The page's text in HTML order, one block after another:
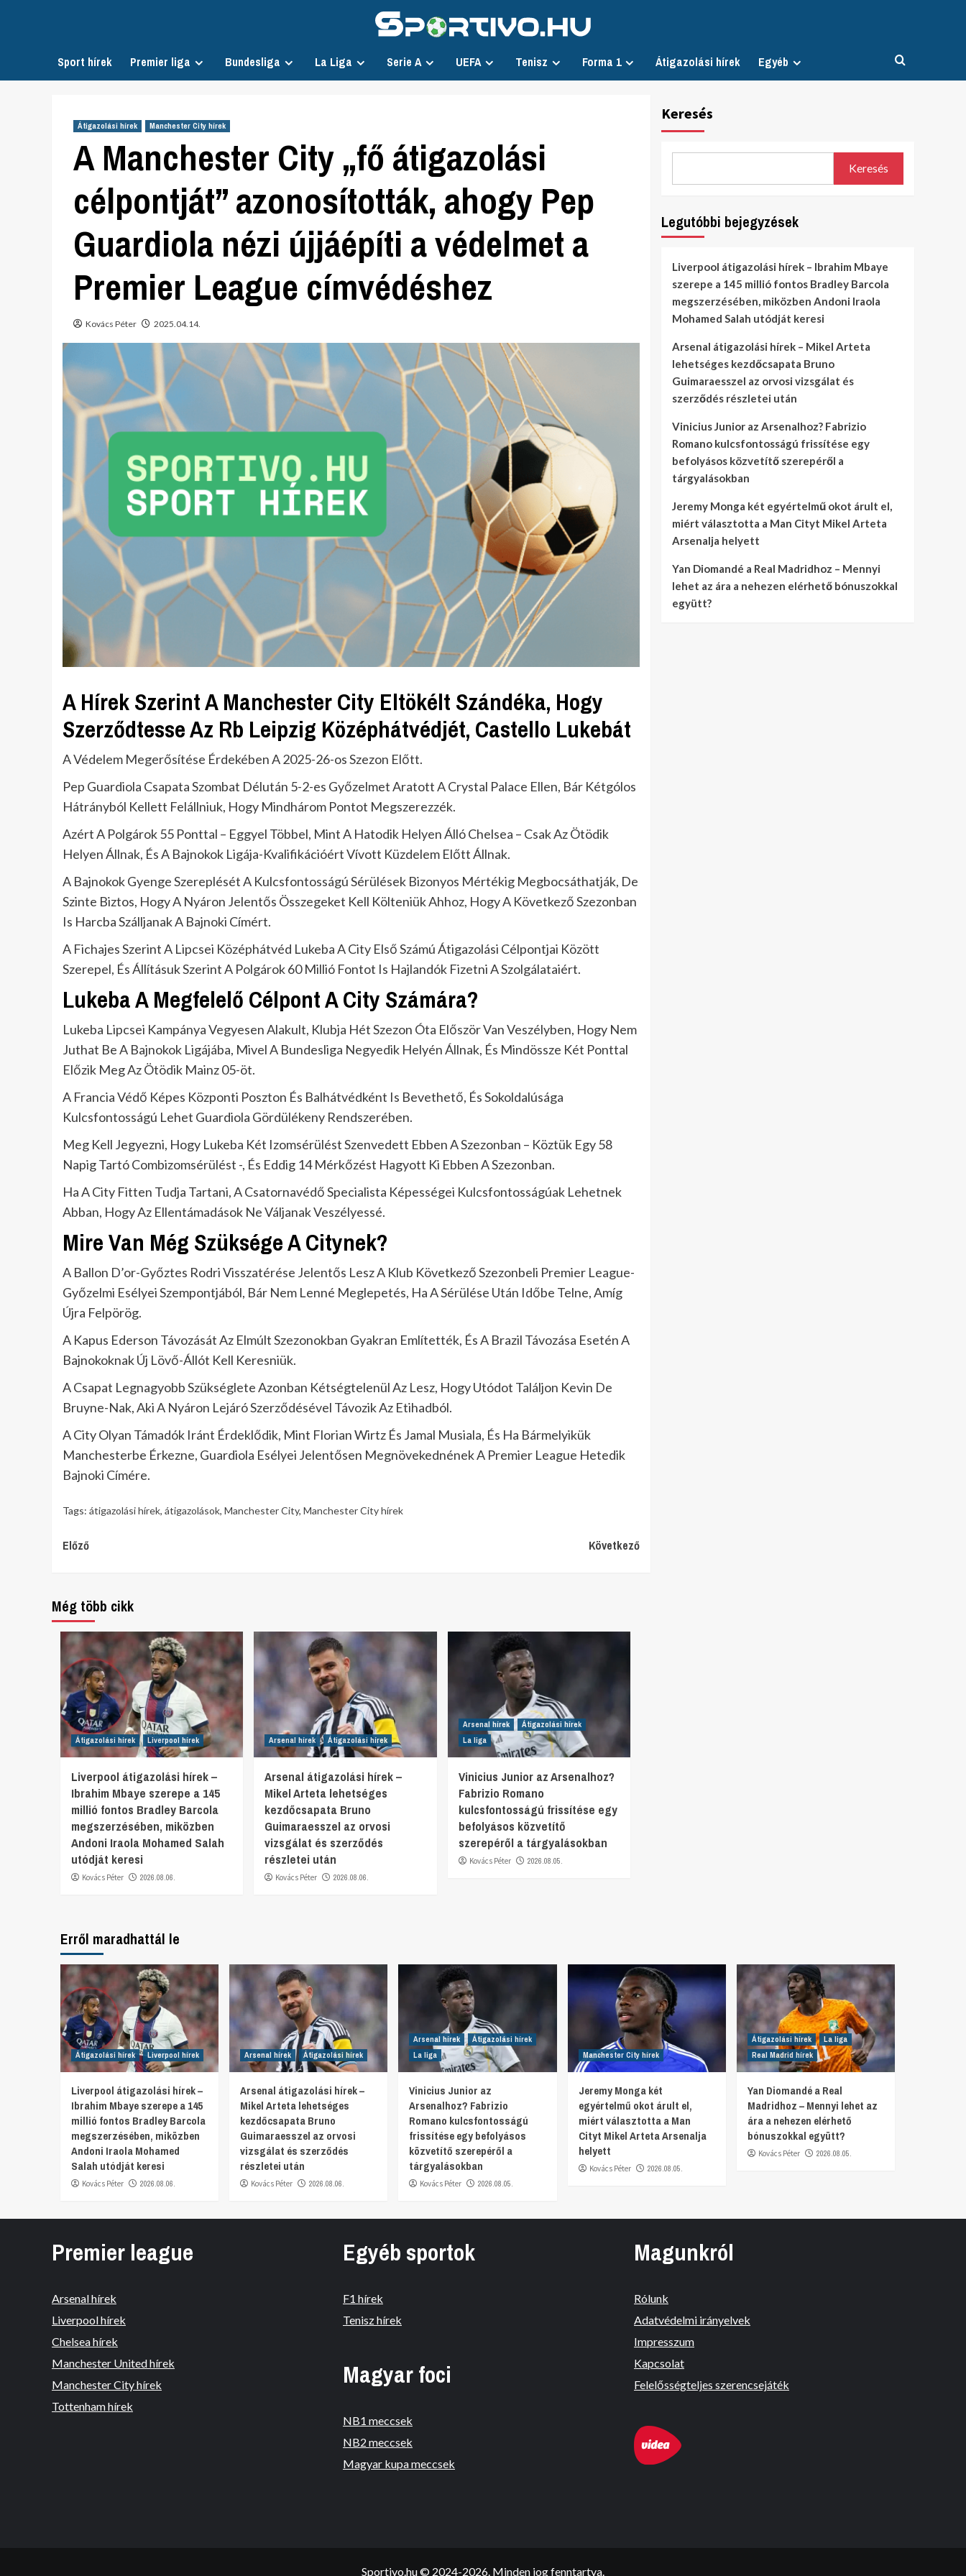
Sport hírek Premier liga Bundesliga La Liga Serie A UEFA Tenisz Forma 1 Átigazolási hírek Egyéb
Átigazolási hírek Manchester City hírek
A Manchester City „fő átigazolási
célpontját” azonosították, ahogy Pep
Guardiola nézi újjáépíti a védelmet a
Premier League címvédéshez
Kovács Péter 2025.04.14.
A Hírek Szerint A Manchester City Eltökélt Szándéka, Hogy
Szerződtesse Az Rb Leipzig Középhátvédjét, Castello Lukebát
A Védelem Megerősítése Érdekében A 2025-26-os Szezon Előtt.
Pep Guardiola Csapata Szombat Délután 5-2-es Győzelmet Aratott A Crystal Palace Ellen, Bár Kétgólos
Hátrányból Kellett Felállniuk, Hogy Mindhárom Pontot Megszerezzék.
Azért A Polgárok 55 Ponttal – Eggyel Többel, Mint A Hatodik Helyen Álló Chelsea – Csak Az Ötödik
Helyen Állnak, És A Bajnokok Ligája-Kvalifikációért Vívott Küzdelem Előtt Állnak.
A Bajnokok Gyenge Szereplését A Kulcsfontosságú Sérülések Bizonyos Mértékig Megbocsáthatják, De
Szinte Biztos, Hogy A Nyáron Jelentős Összegeket Kell Költeniük Ahhoz, Hogy A Következő Szezonban
Is Harcba Szálljanak A Bajnoki Címért.
A Fichajes Szerint A Lipcsei Középhátvéd Lukeba A City Első Számú Átigazolási Célpontjai Között
Szerepel, És Állításuk Szerint A Polgárok 60 Millió Fontot Is Hajlandók Fizetni A Szolgálataiért.
Lukeba A Megfelelő Célpont A City Számára?
Lukeba Lipcsei Kampánya Vegyesen Alakult, Klubja Hét Szezon Óta Először Van Veszélyben, Hogy Nem
Juthat Be A Bajnokok Ligájába, Mivel A Bundesliga Negyedik Helyén Állnak, És Mindössze Két Ponttal
Előzik Meg Az Ötödik Mainz 05-öt.
A Francia Védő Képes Központi Poszton És Balhátvédként Is Bevethető, És Sokoldalúsága
Kulcsfontosságú Lehet Guardiola Gördülékeny Rendszerében.
Meg Kell Jegyezni, Hogy Lukeba Két Izomsérülést Szenvedett Ebben A Szezonban – Köztük Egy 58
Napig Tartó Combizomsérülést -, És Eddig 14 Mérkőzést Hagyott Ki Ebben A Szezonban.
Ha A City Fitten Tudja Tartani, A Csatornavédő Specialista Képességei Kulcsfontosságúak Lehetnek
Abban, Hogy Az Ellentámadások Ne Váljanak Veszélyessé.
Mire Van Még Szüksége A Citynek?
A Ballon D’or-Győztes Rodri Visszatérése Jelentős Lesz A Klub Következő Szezonbeli Premier League-
Győzelmi Esélyei Szempontjából, Bár Nem Lenné Meglepetés, Ha A Sérülése Után Időbe Telne, Amíg
Újra Felpörög.
A Kapus Ederson Távozását Az Elmúlt Szezonokban Gyakran Említették, És A Brazil Távozása Esetén A
Bajnokoknak Új Lövő-Állót Kell Keresniük.
A Csapat Legnagyobb Szükséglete Azonban Kétségtelenül Az Lesz, Hogy Utódot Találjon Kevin De
Bruyne-Nak, Aki A Nyáron Lejáró Szerződésével Távozik Az Etihadból.
A City Olyan Támadók Iránt Érdeklődik, Mint Florian Wirtz És Jamal Musiala, És Ha Bármelyikük
Manchesterbe Érkezne, Guardiola Esélyei Jelentősen Megnövekednének A Premier League Hetedik
Bajnoki Címére.
Tags: átigazolási hírek, átigazolások, Manchester City, Manchester City hírek
Continue
Előző Következő
Még több cikk
Átigazolási hírek Liverpool hírek
Liverpool átigazolási hírek –
Ibrahim Mbaye szerepe a 145
millió fontos Bradley Barcola
megszerzésében, miközben
Andoni Iraola Mohamed Salah
utódját keresi
Kovács Péter 2026.08.06.
Arsenal hírek Átigazolási hírek
Arsenal átigazolási hírek –
Mikel Arteta lehetséges
kezdőcsapata Bruno
Guimaraesszel az orvosi
vizsgálat és szerződés
részletei után
Kovács Péter 2026.08.06.
Arsenal hírek
Átigazolási hírek
La liga
Vinicius Junior az Arsenalhoz?
Fabrizio Romano
kulcsfontosságú frissítése egy
befolyásos közvetítő
szerepéről a tárgyalásokban
Kovács Péter 2026.08.05.
Keresés
Keresés
Legutóbbi bejegyzések
Liverpool átigazolási hírek – Ibrahim Mbaye
szerepe a 145 millió fontos Bradley Barcola
megszerzésében, miközben Andoni Iraola
Mohamed Salah utódját keresi
Arsenal átigazolási hírek – Mikel Arteta
lehetséges kezdőcsapata Bruno
Guimaraesszel az orvosi vizsgálat és
szerződés részletei után
Vinicius Junior az Arsenalhoz? Fabrizio
Romano kulcsfontosságú frissítése egy
befolyásos közvetítő szerepéről a
tárgyalásokban
Jeremy Monga két egyértelmű okot árult el,
miért választotta a Man Cityt Mikel Arteta
Arsenalja helyett
Yan Diomandé a Real Madridhoz – Mennyi
lehet az ára a nehezen elérhető bónuszokkal
együtt?
Erről maradhattál le
Átigazolási hírek Liverpool hírek
Liverpool átigazolási hírek –
Ibrahim Mbaye szerepe a 145
millió fontos Bradley Barcola
megszerzésében, miközben
Andoni Iraola Mohamed
Salah utódját keresi
Kovács Péter 2026.08.06.
Arsenal hírek Átigazolási hírek
Arsenal átigazolási hírek –
Mikel Arteta lehetséges
kezdőcsapata Bruno
Guimaraesszel az orvosi
vizsgálat és szerződés
részletei után
Kovács Péter 2026.08.06.
Arsenal hírek
Átigazolási hírek
La liga
Vinicius Junior az
Arsenalhoz? Fabrizio
Romano kulcsfontosságú
frissítése egy befolyásos
közvetítő szerepéről a
tárgyalásokban
Kovács Péter 2026.08.05.
Manchester City hírek
Jeremy Monga két
egyértelmű okot árult el,
miért választotta a Man
Cityt Mikel Arteta Arsenalja
helyett
Kovács Péter 2026.08.05.
Átigazolási hírek
La liga
Real Madrid hírek
Yan Diomandé a Real
Madridhoz – Mennyi lehet az
ára a nehezen elérhető
bónuszokkal együtt?
Kovács Péter 2026.08.05.
Premier league
Arsenal hírek
Liverpool hírek
Chelsea hírek
Manchester United hírek
Manchester City hírek
Tottenham hírek
Egyéb sportok
F1 hírek
Tenisz hírek
Magyar foci
NB1 meccsek
NB2 meccsek
Magyar kupa meccsek
Magunkról
Rólunk
Adatvédelmi irányelvek
Impresszum
Kapcsolat
Felelősségteljes szerencsejáték
Sportivo.hu © 2024-2026. Minden jog fenntartva.